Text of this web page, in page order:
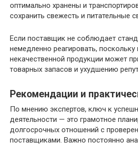
оптимально хранены и
сохранить свежесть и питательные
Если поставщик не соблюдает
немедленно реагировать, поскольку
некачественной продукции может
товарных запасов и ухудшению
Рекомендации и
По мнению экспертов, ключ к
деятельности — это грамотное
долгосрочных отношений с
поставщиками. Важно постоянно